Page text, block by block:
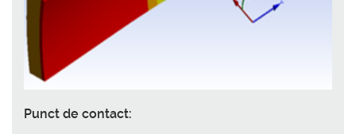
Punct de contact: